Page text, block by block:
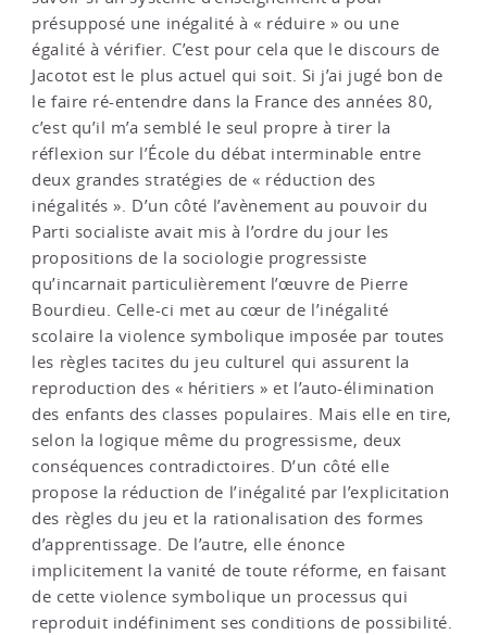
présupposé une inégalité à « réduire » ou une
égalité à vérifier. C’est pour cela que le discours de
Jacotot est le plus actuel qui soit. Si j’ai jugé bon de
le faire ré-entendre dans la France des années 80,
c’est qu’il m’a semblé le seul propre à tirer la
réflexion sur l’École du débat interminable entre
deux grandes stratégies de « réduction des
inégalités ». D’un côté l’avènement au pouvoir du
Parti socialiste avait mis à l’ordre du jour les
propositions de la sociologie progressiste
qu’incarnait particulièrement l’œuvre de Pierre
Bourdieu. Celle-ci met au cœur de l’inégalité
scolaire la violence symbolique imposée par toutes
les règles tacites du jeu culturel qui assurent la
reproduction des « héritiers » et l’auto-élimination
des enfants des classes populaires. Mais elle en tire,
selon la logique même du progressisme, deux
conséquences contradictoires. D’un côté elle
propose la réduction de l’inégalité par l’explicitation
des règles du jeu et la rationalisation des formes
d’apprentissage. De l’autre, elle énonce
implicitement la vanité de toute réforme, en faisant
de cette violence symbolique un processus qui
reproduit indéfiniment ses conditions de possibilité.